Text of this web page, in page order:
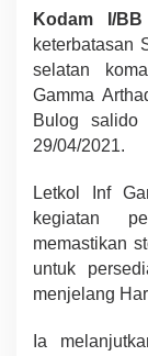
Kodam I/
keterbatasan
selatan
Gamma
Bulog salido
29/04/2021.
Letkol Inf
kegiatan
memastikan
untuk
menjelang
Ia